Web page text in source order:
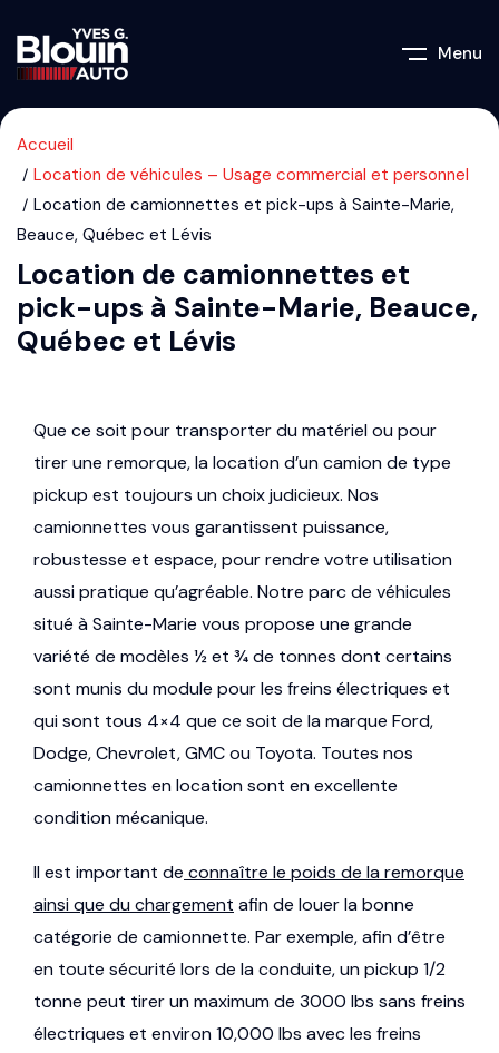
Menu
Accueil
Location de véhicules – Usage commercial et personnel
Location de camionnettes et pick-ups à Sainte-Marie,
Beauce, Québec et Lévis
Location de camionnettes et
pick-ups à Sainte-Marie, Beauce,
Québec et Lévis
Que ce soit pour transporter du matériel ou pour
tirer une remorque, la location d’un camion de type
pickup est toujours un choix judicieux. Nos
camionnettes vous garantissent puissance,
robustesse et espace, pour rendre votre utilisation
aussi pratique qu’agréable. Notre parc de véhicules
situé à Sainte-Marie vous propose une grande
variété de modèles ½ et ¾ de tonnes dont certains
sont munis du module pour les freins électriques et
qui sont tous 4×4 que ce soit de la marque Ford,
Dodge, Chevrolet, GMC ou Toyota. Toutes nos
camionnettes en location sont en excellente
condition mécanique.
Il est important de connaître le poids de la remorque
ainsi que du chargement afin de louer la bonne
catégorie de camionnette. Par exemple, afin d’être
en toute sécurité lors de la conduite, un pickup 1/2
tonne peut tirer un maximum de 3000 lbs sans freins
électriques et environ 10,000 lbs avec les freins